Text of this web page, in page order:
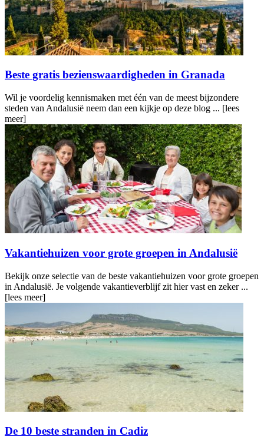
Beste gratis bezienswaardigheden in Granada
Wil je voordelig kennismaken met één van de meest bijzondere
steden van Andalusië neem dan een kijkje op deze blog ... [lees
meer]
Vakantiehuizen voor grote groepen in Andalusië
Bekijk onze selectie van de beste vakantiehuizen voor grote groepen
in Andalusië. Je volgende vakantieverblijf zit hier vast en zeker ...
[lees meer]
De 10 beste stranden in Cadiz